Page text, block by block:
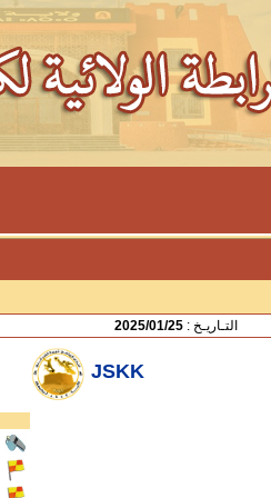
التـاريـخ : 2025/01/25
JSKK